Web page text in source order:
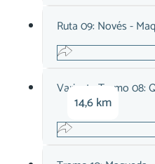
Ruta 09: Novés -
Variante Tramo 08:
14,6 km